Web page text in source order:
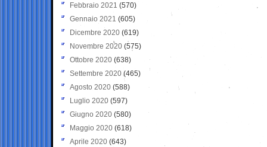
Febbraio 2021 (570)
Gennaio 2021 (605)
Dicembre 2020 (619)
Novembre 2020 (575)
Ottobre 2020 (638)
Settembre 2020(465)
Agosto 2020 (588)
Luglio 2020 (597)
Giugno 2020 (580)
Maggio 2020 (618)
Aprile 2020 (643)